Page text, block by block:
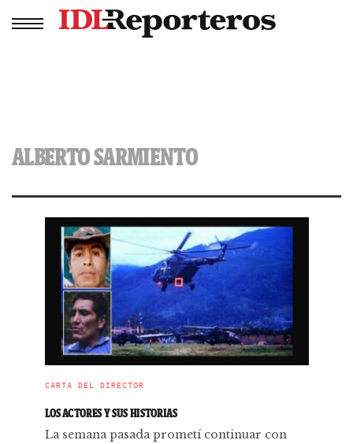
ALBERTO SARMIENTO
CARTA DEL DIRECTOR
LOS ACTORES Y SUS HISTORIAS
La semana pasada prometí continuar con